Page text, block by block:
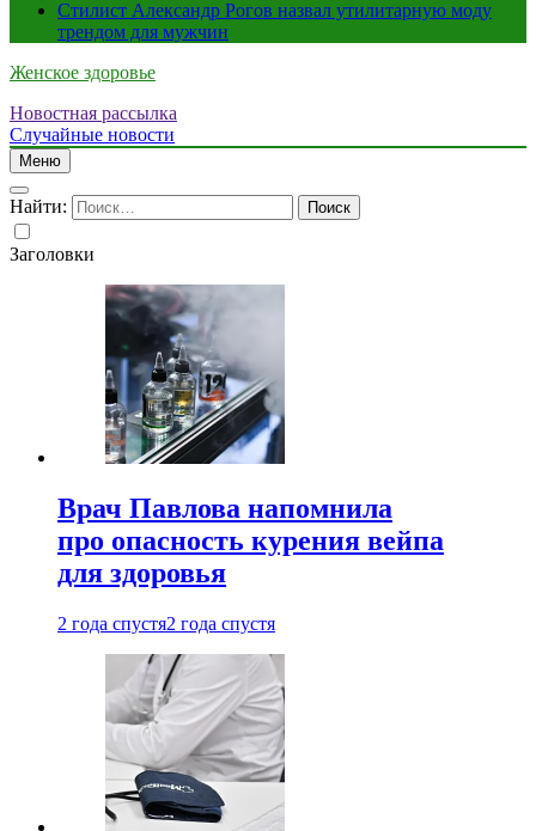
Стилист Александр Рогов назвал утилитарную моду
трендом для мужчин
Женское здоровье
Новостная рассылка
Случайные новости
Меню
Найти:
Заголовки
Врач Павлова напомнила
про опасность курения вейпа
для здоровья
2 года спустя2 года спустя